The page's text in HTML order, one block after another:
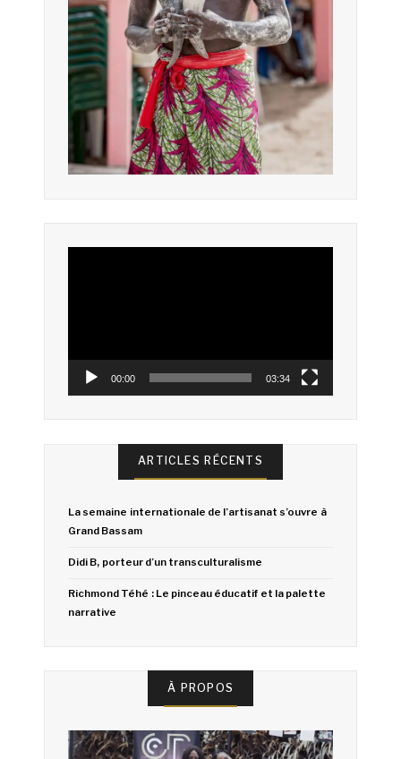
00:00 03:34
ARTICLES RÉCENTS
La semaine internationale de l’artisanat s’ouvre à
Grand Bassam
Didi B, porteur d’un transculturalisme
Richmond Téhé : Le pinceau éducatif et la palette
narrative
À PROPOS